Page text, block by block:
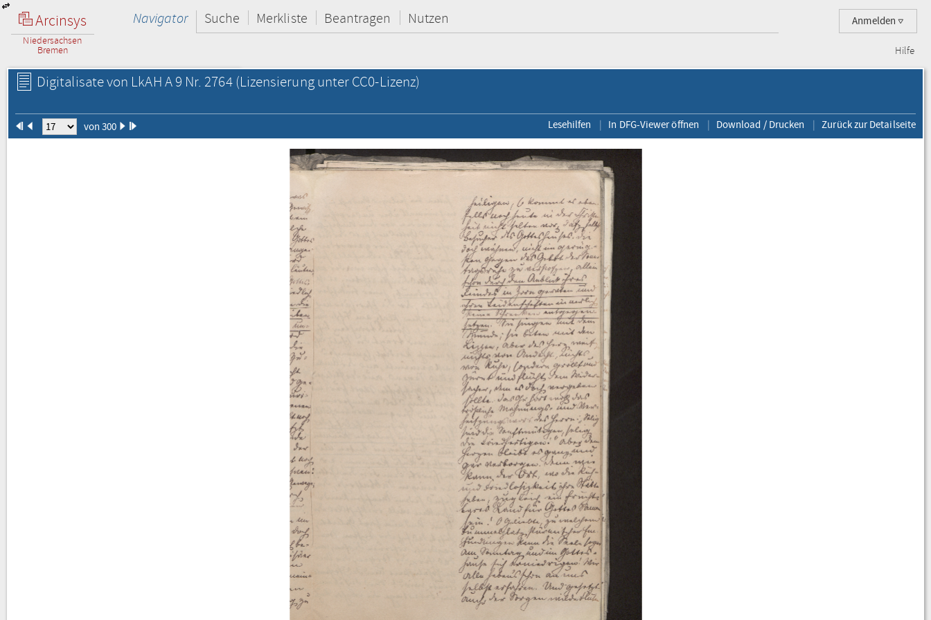
Arcinsys
Niedersachsen
Bremen
Anmelden
Navigator Suche Merkliste Beantragen Nutzen
Hilfe
Digitalisate von LkAH A 9 Nr. 2764(Lizensierung unter CC0-Lizenz)
von 300 Lesehilfen In DFG-Viewer öffnen Download / Drucken Zurück zur Detailseite